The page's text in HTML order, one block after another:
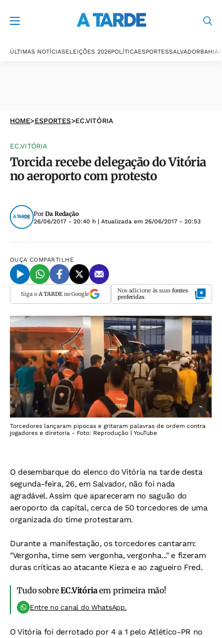
ÚLTIMAS NOTÍCIASELEIÇÕES 2026POLÍTICAESPORTESSALVADORBAHIA
HOME>ESPORTES>EC.VITÓRIA
EC.VITÓRIA
Torcida recebe delegação do Vitória
no aeroporto com protesto
Por Da Redação
26/06/2017 - 20:40 h | Atualizada em 26/06/2017 - 20:53
OUÇA COMPARTILHE
Siga o A TARDEno Google Nos adicione às suas fontes
preferidas
Torcedores lançaram pipocas e gritaram palavras de ordem contra
jogadores e diretoria - Foto: Reprodução l YouTube
O desembarque do elenco do Vitória na tarde desta
segunda-feira, 26, em Salvador, não foi nada
agradável. Assim que apareceram no saguão do
aeroporto da capital, cerca de 50 torcedores de uma
organizada do time protestaram.
Durante a manifestação, os torcedores cantaram:
"Vergonha, time sem vergonha, vergonha..." e fizeram
duras críticas ao atacante Kieza e ao zagueiro Fred.
Tudo sobreEC.Vitória em primeira mão!
Entre no canal do WhatsApp.
O Vitória foi derrotado por 4 a 1 pelo Atlético-PR no